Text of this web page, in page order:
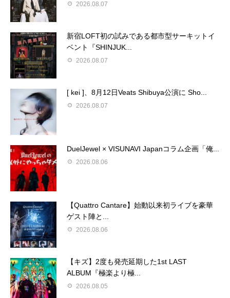
2026.08.07
新宿LOFT初の試みである都市型サーキットイ
ベント『SHINJUK...
2026.08.07
[ kei ]、8月12日Veats Shibuya公演に Sho...
2026.08.07
DuelJewel × VISUNAVI Japanコラム企画「俺...
2026.08.06
【Quattro Cantare】始動以来初ライブを豪華
ゲスト陣と...
2026.08.06
【キズ】2度も発売延期した1st LAST
ALBUM『極楽より極...
2026.08.05